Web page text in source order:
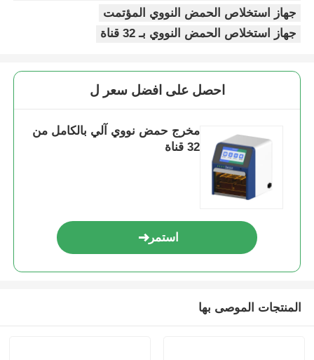
جهاز استخلاص الحمض النووي المؤتمت
جهاز استخلاص الحمض النووي بـ 32 قناة
احصل على افضل سعر ل
مخرج حمض نووي آلي بالكامل من
32 قناة
استمر
المنتجات الموصى بها